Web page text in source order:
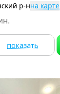
р-нна карте
показать